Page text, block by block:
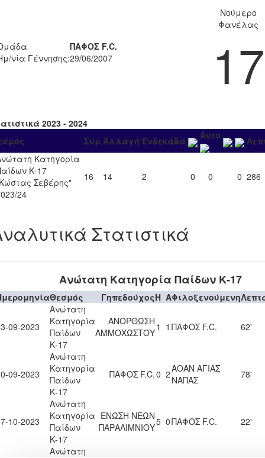
ΠΑΦΟΣ F.C.
νία Γέννησης:29/06/2007
Νούμερο
Φανέλας
17
2023 - 2024
Συμ Αλλαγή Ενδεκάδα Αυτο
Κατηγορία
Κ-17
Σεβέρης"
24
16 14 2 0 0 0 286
Στατιστικά
Ανώτατη Κατηγορία Παίδων Κ-17
Θεσμός ΓηπεδούχοςH AΦιλοξενούμενη
09-2023
Ανώτατη
Κατηγορία
Παίδων
Κ-17
ΑΝΟΡΘΩΣΗ
ΑΜΜΟΧΩΣΤΟΥ1 1 ΠΑΦΟΣ F.C. 62'
09-2023
Ανώτατη
Κατηγορία
Παίδων
Κ-17
ΠΑΦΟΣ F.C.0 2ΑΟΑΝ ΑΓΙΑΣ
ΝΑΠΑΣ
78'
10-2023
Ανώτατη
Κατηγορία
Παίδων
Κ-17
ΕΝΩΣΗ ΝΕΩΝ
ΠΑΡΑΛΙΜΝΙΟΥ5 0ΠΑΦΟΣ F.C. 22'
Ανώτατη